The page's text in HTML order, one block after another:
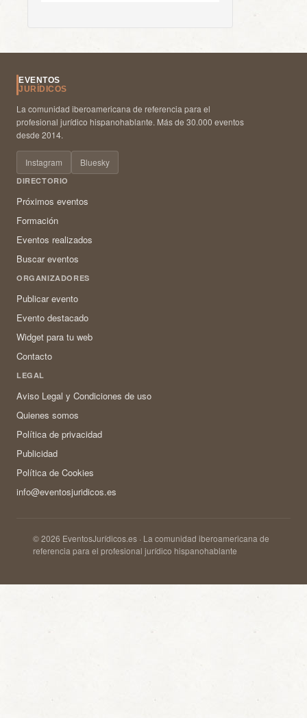
EVENTOS
JURÍDICOS
La comunidad iberoamericana de referencia para el
profesional jurídico hispanohablante. Más de 30.000 eventos
desde 2014.
Instagram Bluesky
DIRECTORIO
Próximos eventos
Formación
Eventos realizados
Buscar eventos
ORGANIZADORES
Publicar evento
Evento destacado
Widget para tu web
Contacto
LEGAL
Aviso Legal y Condiciones de uso
Quienes somos
Política de privacidad
Publicidad
Política de Cookies
info@eventosjuridicos.es
© 2026 EventosJurídicos.es · La comunidad iberoamericana de
referencia para el profesional jurídico hispanohablante